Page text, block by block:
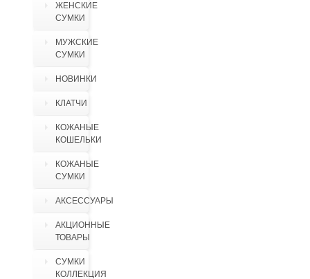
ЖЕНСКИЕ
СУМКИ
МУЖСКИЕ
СУМКИ
НОВИНКИ
КЛАТЧИ
КОЖАНЫЕ
КОШЕЛЬКИ
КОЖАНЫЕ
СУМКИ
АКСЕССУАРЫ
АКЦИОННЫЕ
ТОВАРЫ
СУМКИ
КОЛЛЕКЦИЯ